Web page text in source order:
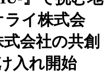
イ株式会
会社の共創
入れ開始